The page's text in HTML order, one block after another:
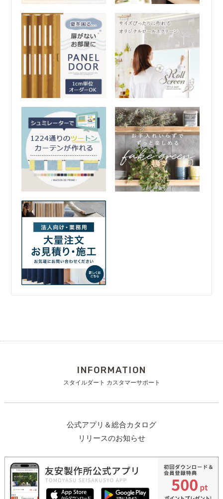
INFORMATION
スタイルダート カスタマーサポート
公式アプリ＆総合カタログ
リリースのお知らせ